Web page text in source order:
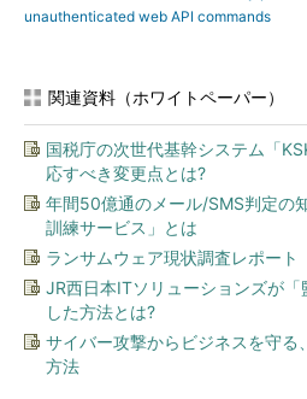
unauthenticated web API commands
関連資料（ホワイトペーパー）
国税庁の次世代基幹システム「
応すべき変更点とは?
年間50億通のメール/SMS判定の
訓練サービス」とは
ランサムウェア現状調査レポート
JR西日本ITソリューションズが
した方法とは?
サイバー攻撃からビジネスを守る
方法